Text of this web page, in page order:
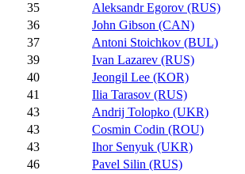
35
Aleksandr Egorov (RUS)
36
John Gibson (CAN)
37
Antoni Stoichkov (BUL)
39
Ivan Lazarev (RUS)
40
Jeongil Lee (KOR)
41
Ilia Tarasov (RUS)
43
Andrij Tolopko (UKR)
43
Cosmin Codin (ROU)
43
Ihor Senyuk (UKR)
46
Pavel Silin (RUS)